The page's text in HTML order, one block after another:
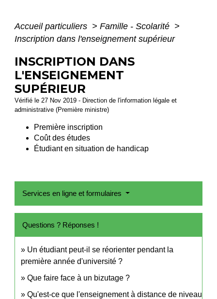
Accueil particuliers > Famille - Scolarité >
Inscription dans l'enseignement supérieur
INSCRIPTION DANS
L'ENSEIGNEMENT
SUPÉRIEUR
Vérifié le 27 Nov 2019 - Direction de l'information légale et
administrative (Première ministre)
Première inscription
Coût des études
Étudiant en situation de handicap
Services en ligne et formulaires
Questions ? Réponses !
Un étudiant peut-il se réorienter pendant la
première année d'université ?
Que faire face à un bizutage ?
Qu'est-ce que l'enseignement à distance de niveau